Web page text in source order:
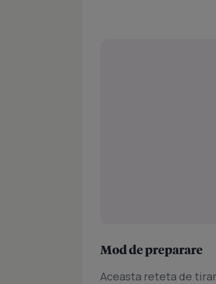
Mod de preparare
Aceasta reteta de